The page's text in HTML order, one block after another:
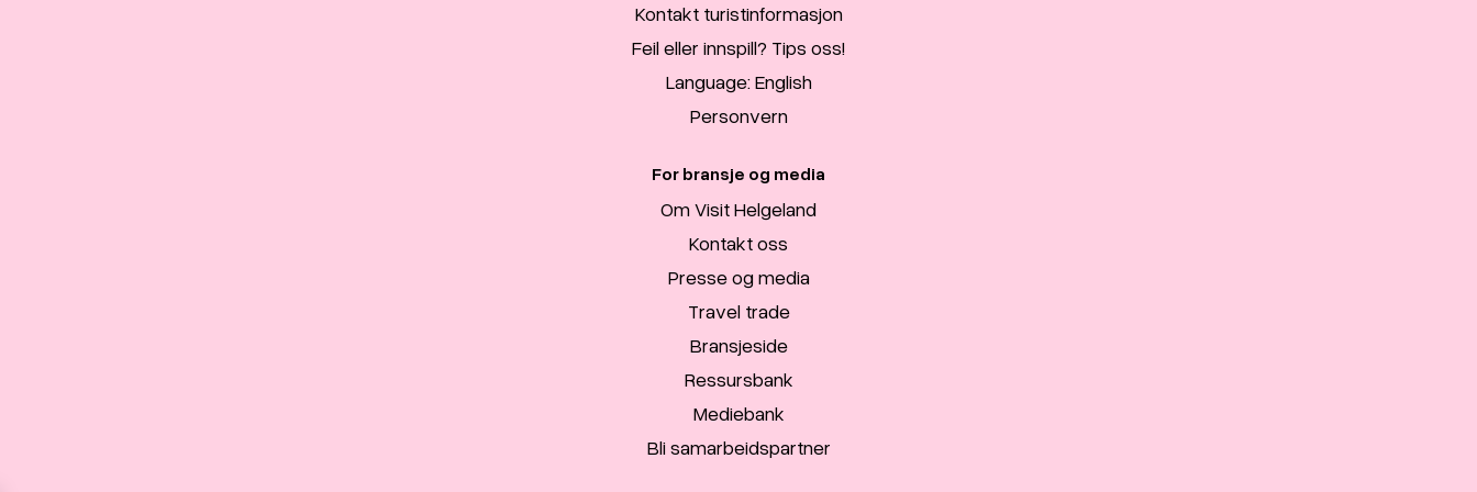
Kontakt turistinformasjon
Feil eller innspill? Tips oss!
Language: English
Personvern
For bransje og media
Om Visit Helgeland
Kontakt oss
Presse og media
Travel trade
Bransjeside
Ressursbank
Mediebank
Bli samarbeidspartner